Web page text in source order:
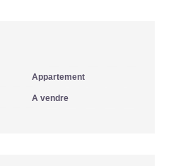
Appartement
A vendre